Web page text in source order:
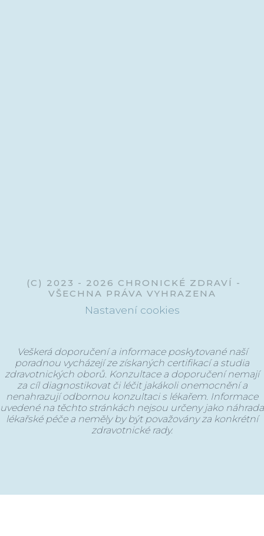
(C) 2023 - 2026 CHRONICKÉ ZDRAVÍ -
VŠECHNA PRÁVA VYHRAZENA
Nastavení cookies
Veškerá doporučení a informace poskytované naší
poradnou vycházejí ze získaných certifikací a studia
zdravotnických oborů. Konzultace a doporučení nemají
za cíl diagnostikovat či léčit jakákoli onemocnění a
nenahrazují odbornou konzultaci s lékařem. Informace
uvedené na těchto stránkách nejsou určeny jako náhrada
lékařské péče a neměly by být považovány za konkrétní
zdravotnické rady.